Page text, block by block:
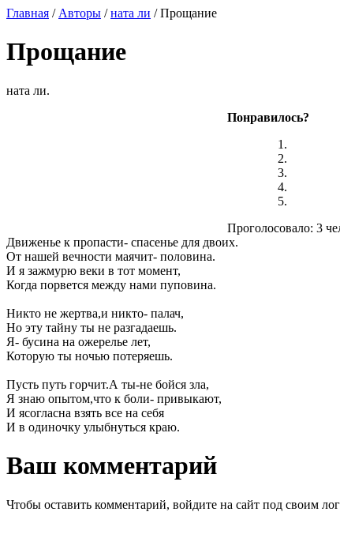
Главная / Авторы /ната ли / Прощание
Прощание
ната ли.
Понравилось?
Проголосовало: 3
Движенье к пропасти- спасенье для двоих.
От нашей вечности маячит- половина.
И я зажмурю веки в тот момент,
Когда порвется между нами пуповина.
Никто не жертва,и никто- палач,
Но эту тайну ты не разгадаешь.
Я- бусина на ожерелье лет,
Которую ты ночью потеряешь.
Пусть путь горчит.А ты-не бойся зла,
Я знаю опытом,что к боли- привыкают,
И ясогласна взять все на себя
И в одиночку улыбнуться краю.
Ваш комментарий
Чтобы оставить комментарий, войдите на сайт под своим